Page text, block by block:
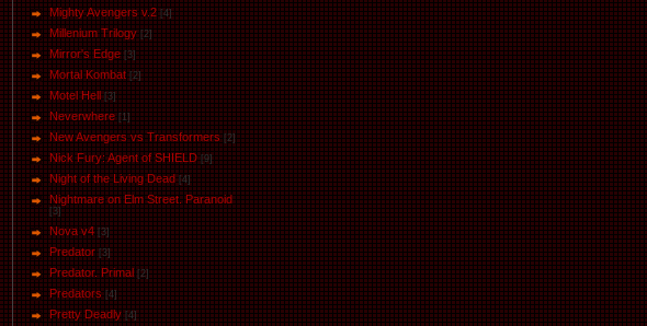
Mighty Avengers v.2 [4]
Millenium Trilogy [2]
Mirror's Edge [3]
Mortal Kombat [2]
Motel Hell [3]
Neverwhere [1]
New Avengers vs Transformers [2]
Nick Fury: Agent of SHIELD [9]
Night of the Living Dead [4]
Nightmare on Elm Street. Paranoid
[3]
Nova v4 [3]
Predator [3]
Predator. Primal [2]
Predators [4]
Pretty Deadly [4]